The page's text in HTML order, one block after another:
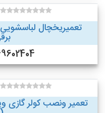
تعمیریخچال
09169602404
تعمیر ونصب کولر گازی